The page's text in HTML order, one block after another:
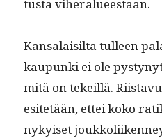
tus­ta viheralueestaan.
Kansalaisil­ta tulleen
kaupun­ki ei ole
mitä on tekeil­lä.
esitetään, ettei koko
nykyiset